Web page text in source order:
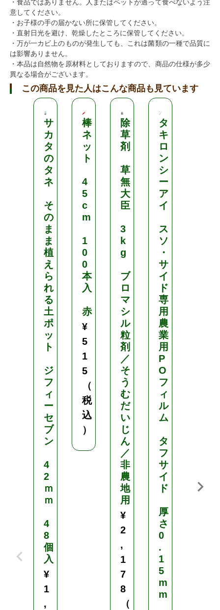
・食品ではありません。人またはペットが過って食べないよう注
意してください。
・お子様の手の届かない所に保管してください。
・直射日光を避け、乾燥したところに保管してください。
・万が一カビ上のものが発生しても、これは菌類の一種で品質に
は影響ありません。
・本品は自然物を原材料としておりますので、商品の仕様が多少
異なる場合がございます。
この商品を見た人はこんな商品も見ています
サ
カ
タ
の
タ
ネ
そ
の
ま
ま
植
え
ら
れ
る
土
ポ
ッ
ト
ジ
フ
ィ
ー
セ
ブ
ン
4
2
ｍ
ｍ
4
8
個
入
¥
1
,
棒
ネ
ッ
ト
4
5
c
m
1
0
0
本
入
赤
¥
5
1
5
（
税
込
）
除
草
剤
草
無
大
臣
3
k
g
ブ
ロ
マ
シ
ル
粒
剤
／
そ
う
む
だ
い
じ
ん
／
非
農
地
用
¥
2
,
1
7
8
（
タ
キ
ロ
ン
シ
ー
ア
イ
ス
ソ
・
サ
イ
ド
専
用
農
業
用
P
O
フ
ィ
ル
ム
タ
フ
サ
イ
ド
厚
さ
0
.
1
5
m
m
入